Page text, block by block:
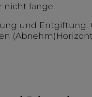
nicht lange.
und Entgiftung.